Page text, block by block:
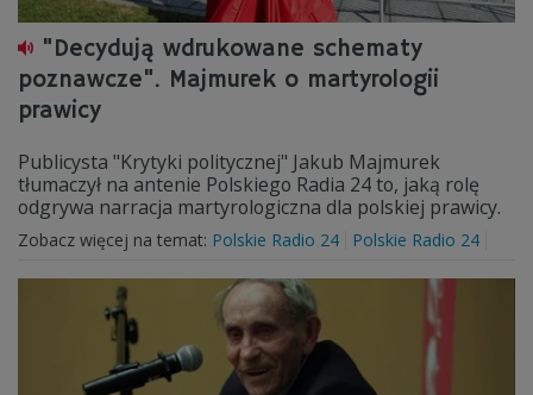
"Decydują wdrukowane schematy
poznawcze". Majmurek o martyrologii
prawicy
Publicysta "Krytyki politycznej" Jakub Majmurek
tłumaczył na antenie Polskiego Radia 24 to, jaką rolę
odgrywa narracja martyrologiczna dla polskiej prawicy.
Zobacz więcej na temat: Polskie Radio 24 Polskie Radio 24